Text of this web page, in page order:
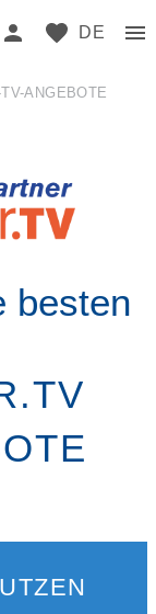
DE
TV-ANGEBOTE
besten